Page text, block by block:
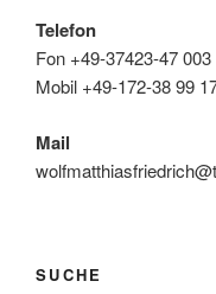
Telefon
Fon +49-37423-47 003
Mobil +49-172-38 99
Mail
SUCHE